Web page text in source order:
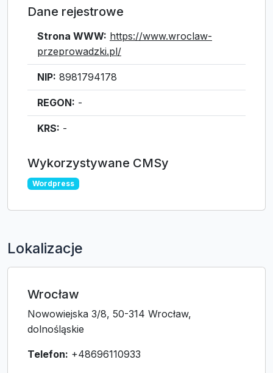
Dane rejestrowe
Strona WWW: https://www.wroclaw-
przeprowadzki.pl/
NIP: 8981794178
REGON: -
KRS: -
Wykorzystywane CMSy
Wordpress
Lokalizacje
Wrocław
Nowowiejska 3/8, 50-314 Wrocław,
dolnośląskie
Telefon: +48696110933